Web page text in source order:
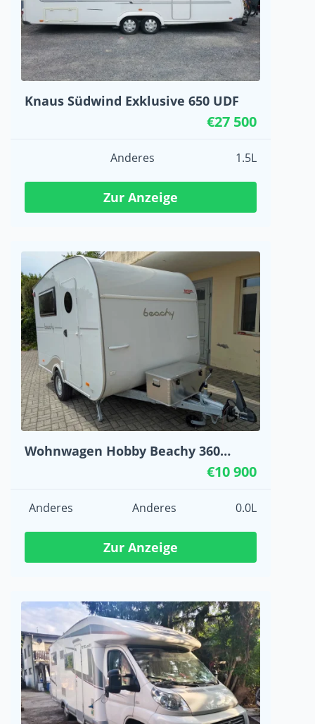
Knaus Südwind Exklusive 650 UDF
€27 500
Anderes 1.5L
Zur Anzeige
Wohnwagen Hobby Beachy 360
€10 900
Anderes Anderes 0.0L
Zur Anzeige